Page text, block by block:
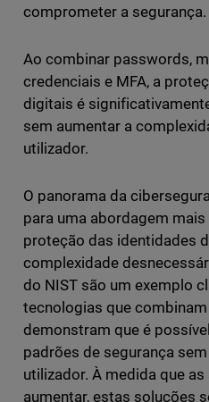
comprometer a segurança.
Ao combinar passwords,
credenciais e MFA, a
digitais é
sem aumentar a
utilizador.
O panorama da
para uma abordagem
proteção das identidades
complexidade
do NIST são um exemplo
tecnologias que
demonstram que é
padrões de segurança
utilizador. À medida que
aumentar, estas soluções